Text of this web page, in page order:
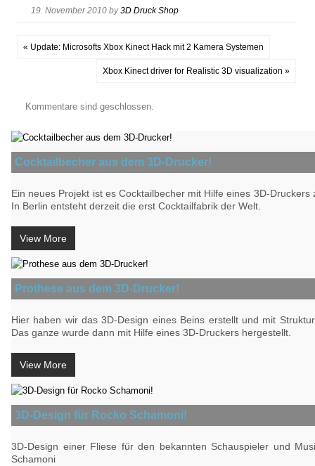
19. November 2010 by3D Druck Shop
« Update: Microsofts Xbox Kinect Hack mit 2 Kamera Systemen
Xbox Kinect driver for Realistic 3D visualization »
Kommentare sind geschlossen.
Cocktailbecher aus dem 3D-Drucker!
Ein neues Projekt ist es Cocktailbecher mit Hilfe eines 3D-Druckers
In Berlin entsteht derzeit die erst Cocktailfabrik der Welt.
View More
Prothese aus dem 3D-Drucker!
Hier haben wir das 3D-Design eines Beins erstellt und mit
Das ganze wurde dann mit Hilfe eines 3D-Druckers hergestellt.
View More
3D-Design für Rocko Schamoni!
3D-Design einer Fliese für den bekannten Schauspieler und
Schamoni